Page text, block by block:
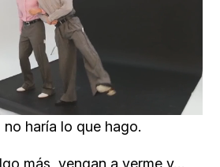
91.74%
haría lo que hago.
más, vengan a verme y…